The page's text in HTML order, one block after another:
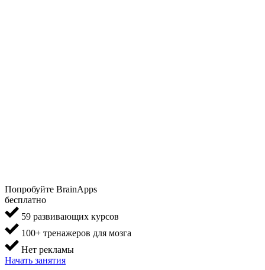
Попробуйте BrainApps
бесплатно
59 развивающих курсов
100+ тренажеров для мозга
Нет рекламы
Начать занятия